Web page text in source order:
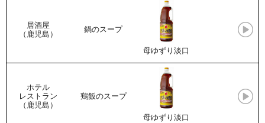
居酒屋
（鹿児島）
鍋のスープ
母ゆずり淡口
ホテル
レストラン
（鹿児島）
鶏飯のスープ
母ゆずり淡口